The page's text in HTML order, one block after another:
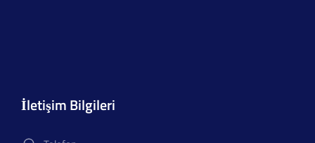
İletişim Bilgileri